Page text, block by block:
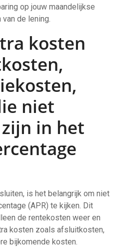
op jouw maandelijkse
de lening.
kosten
niet
in het
is het belangrijk om niet
(APR) te kijken. Dit
de rentekosten weer en
kosten zoals afsluitkosten,
bijkomende kosten.